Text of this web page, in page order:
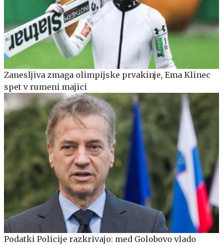
Zanesljiva zmaga olimpijske prvakinje, Ema Klinec
spet v rumeni majici
Podatki Policije razkrivajo: med Golobovo vlado